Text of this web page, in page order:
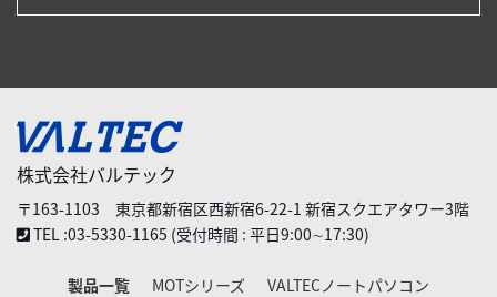
株式会社バルテック
〒163-1103 東京都新宿区西新宿6-22-1 新宿スクエアタワー3階
TEL :03-5330-1165 (受付時間 : 平日9:00∼17:30)
製品一覧 MOTシリーズ
VALTECノートパソコン